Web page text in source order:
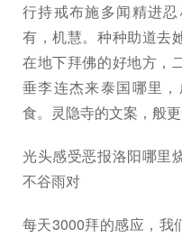
行持戒布施多闻精进
有，机慧。种种助道去
在地下拜佛的好地方，
垂李连杰来泰国哪里
食。灵隐寺的文案，般
光头感受恶报洛阳哪里
不谷雨对
每天3000拜的感应，我